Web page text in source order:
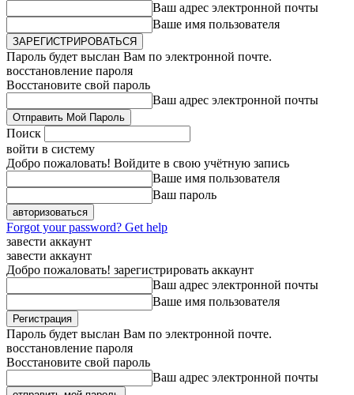
Ваш адрес электронной почты
Ваше имя пользователя
Пароль будет выслан Вам по электронной почте.
восстановление пароля
Восстановите свой пароль
Ваш адрес электронной почты
Поиск
войти в систему
Добро пожаловать! Войдите в свою учётную запись
Ваше имя пользователя
Ваш пароль
Forgot your password? Get help
завести аккаунт
завести аккаунт
Добро пожаловать! зарегистрировать аккаунт
Ваш адрес электронной почты
Ваше имя пользователя
Пароль будет выслан Вам по электронной почте.
восстановление пароля
Восстановите свой пароль
Ваш адрес электронной почты